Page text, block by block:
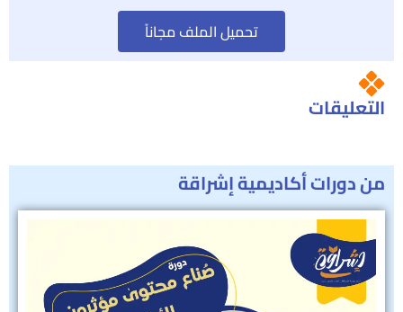
تحميل الملف مجاناً
التعليقات
من دورات أكاديمية إشراقة